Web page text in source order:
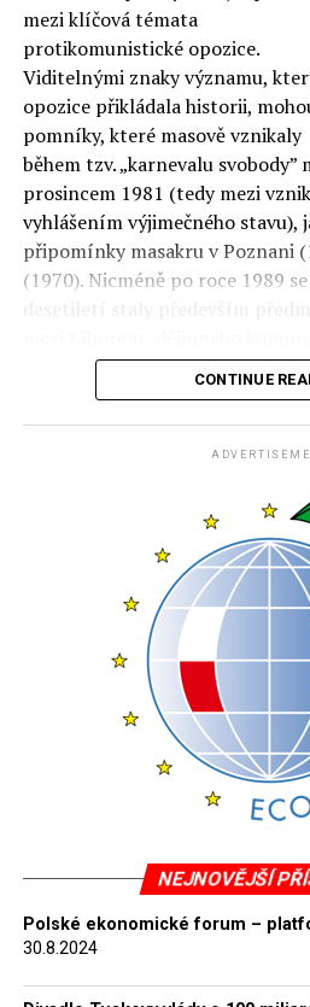
mezi klíčová témata
protikomunistické opozice.
Viditelnými znaky významu,
opozice přikládala historii,
pomníky, které masově vznikaly
během tzv. „karnevalu svobody”
prosincem 1981 (tedy mezi
vyhlášením výjimečného
připomínky masakru v Poznani
(1970). Nicméně po roce 1989
režimem a příznivci
Zatímco pro ty druhé bylo
poznání o zločinech a
podmínkou budování nového
byla relativizace „černo-bílého”
komunismu, která by zabránila
společenského konfliktu a
Impulzem pro podrobné
Polsku se tak stalo až v roce
paměti národa – Výboru pro
polskému národu (Instytut
Komisja Ścigania Zbrodni
Polskiemu, IPN) polským
instituce, která svou činnost
materiálů, které po sobě
především dokumenty Úřadu
Bezpieczeństwa, SB) a vojenské
CONTINUE
NEJNOVĚJŠÍ
Polské ekonomické forum –
30.8.2024